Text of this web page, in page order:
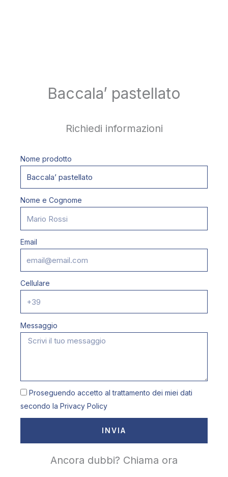
Baccala’ pastellato
Richiedi informazioni
Nome prodotto
Nome e Cognome
Email
Cellulare
Messaggio
Proseguendo accetto al trattamento dei miei dati
secondo la Privacy Policy
INVIA
Ancora dubbi? Chiama ora